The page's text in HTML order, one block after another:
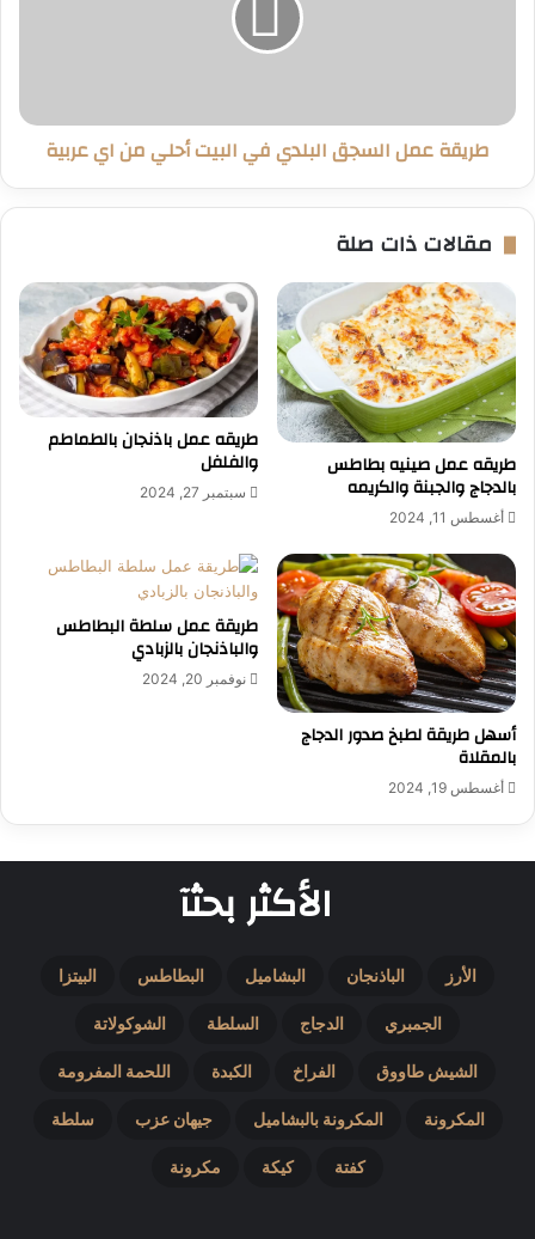
اي
عربيةطريقة عمل السجق البلدي في البيت أحلي من اي عربية
مقالات ذات صلة
طريقه عمل صينيه بطاطس
بالدجاج والجبنة والكريمه
أغسطس 11, 2024
طريقه عمل باذنجان بالطماطم
والفلفل
سبتمبر 27, 2024
أسهل طريقة لطبخ صدور الدجاج
بالمقلاة
أغسطس 19, 2024
طريقة عمل سلطة البطاطس
والباذنجان بالزبادي
نوفمبر 20, 2024
الأكثر بحثآ
الأرز الباذنجان البشاميل البطاطس البيتزا
الجمبري الدجاج السلطة الشوكولاتة
الشيش طاووق الفراخ الكبدة اللحمة المفرومة
المكرونة المكرونة بالبشاميل جيهان عزب سلطة
كفتة كيكة مكرونة